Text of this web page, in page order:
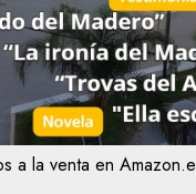
a la venta en